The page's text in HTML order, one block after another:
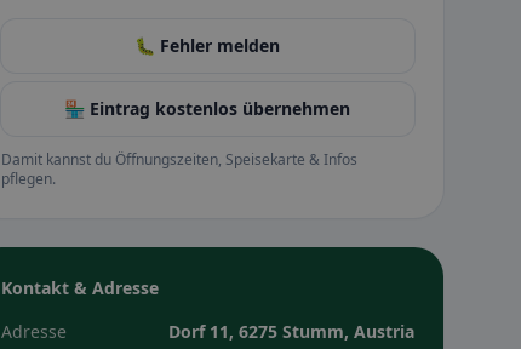
🐛 Fehler melden
🏪 Eintrag kostenlos übernehmen
Damit kannst du Öffnungszeiten, Speisekarte & Infos
pflegen.
Kontakt & Adresse
Adresse
Dorf 11, 6275 Stumm, Austria